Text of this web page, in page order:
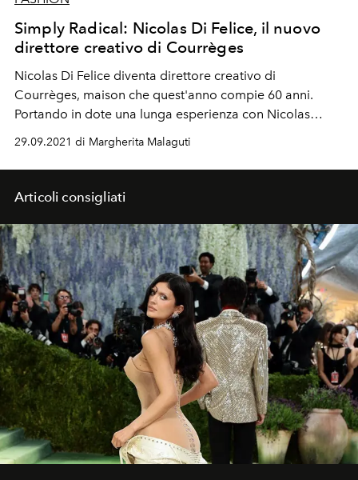
Simply Radical: Nicolas Di Felice, il nuovo
direttore creativo di Courrèges
Nicolas Di Felice diventa direttore creativo di
Courrèges, maison che quest'anno compie 60 anni.
Portando in dote una lunga esperienza con Nicolas
Ghesquière e l’ispirazione legata alle architetture della
29.09.2021 di Margherita Malaguti
Articoli consigliati